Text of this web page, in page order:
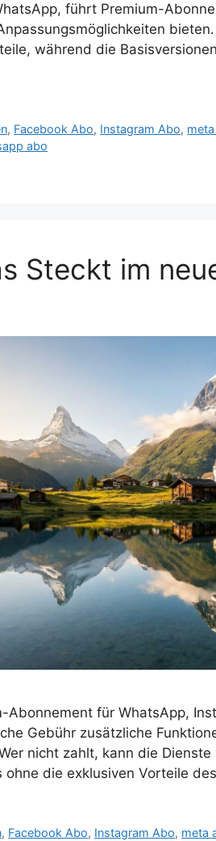
führt Premium-
während die
, Facebook Abo, Instagram Abo,
abo
Steckt im
Abonnement für WhatsApp,
Gebühr zusätzliche
nicht zahlt, kann die
die exklusiven Vorteile
, Facebook Abo, Instagram Abo, meta